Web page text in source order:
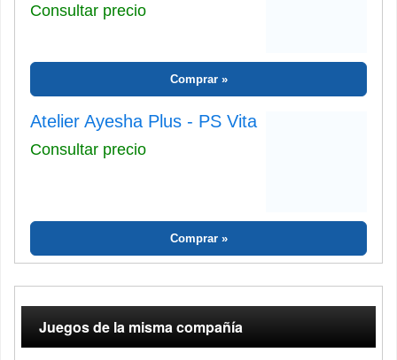
Consultar precio
Comprar
Atelier Ayesha Plus - PS Vita
Consultar precio
Comprar
Juegos de la misma compañía